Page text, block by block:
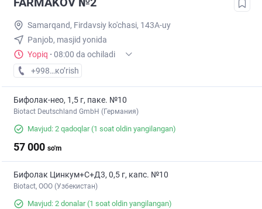
Samarqand, Firdavsiy ko'chasi, 143A-uy
Panjob, masjid yonida
Yopiq · 08:00 da ochiladi
+998 (95) XXX-XX-XX
кo’rish
Бифолак-нео, 1,5 г, паке. №10
Biotact Deutschland GmbH (Германия)
Mavjud: 2 qadoqlar(1 soat oldin yangilangan)
57 000 so'm
Бифолак Цинкум+С+Д3, 0,5 г, капс. №10
Biotact, ООО (Узбекистан)
Mavjud: 2 donalar(1 soat oldin yangilangan)